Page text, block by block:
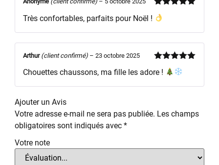
Note
5
Très confortables, parfaits pour Noël !
Note
sur
5
Arthur (client confirmé) – 23 octobre 2025
Chouettes chaussons, ma fille les adore !
Ajouter un Avis
Votre adresse e-mail ne sera pas publiée. Les champs
obligatoires sont indiqués avec *
Votre note